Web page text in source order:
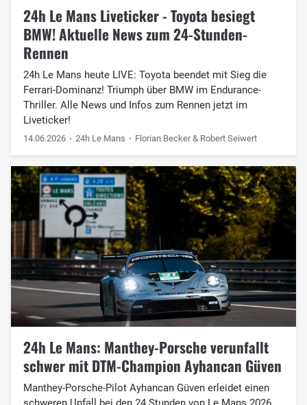
24h Le Mans Liveticker - Toyota besiegt
BMW! Aktuelle News zum 24-Stunden-
Rennen
24h Le Mans heute LIVE: Toyota beendet mit Sieg die
Ferrari-Dominanz! Triumph über BMW im Endurance-
Thriller. Alle News und Infos zum Rennen jetzt im
Liveticker!
14.06.2026 24h Le Mans Florian Becker & Robert Seiwert
24h Le Mans: Manthey-Porsche verunfallt
schwer mit DTM-Champion Ayhancan Güven
Manthey-Porsche-Pilot Ayhancan Güven erleidet einen